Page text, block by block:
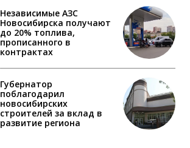
Независимые АЗС
Новосибирска получают
до 20% топлива,
прописанного в
контрактах
Губернатор
поблагодарил
новосибирских
строителей за вклад в
развитие региона